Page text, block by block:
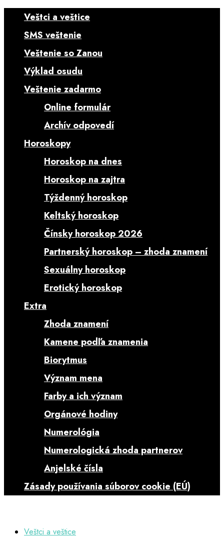
Veštci a veštice
SMS veštenie
Veštenie so Zanou
Výklad osudu
Veštenie zadarmo
Online formulár
Archív odpovedí
Horoskopy
Horoskop na dnes
Horoskop na zajtra
Týždenný horoskop
Keltský horoskop
Čínsky horoskop 2026
Partnerský horoskop – zhoda znamení
Sexuálny horoskop
Erotický horoskop
Extra
Zhoda znamení
Kamene podľa znamenia
Biorytmus
Význam mena
Farby a ich význam
Orgánové hodiny
Numerológia
Numerologická zhoda partnerov
Anjelské čísla
Zásady používania súborov cookie (EÚ)
Veštci a veštice